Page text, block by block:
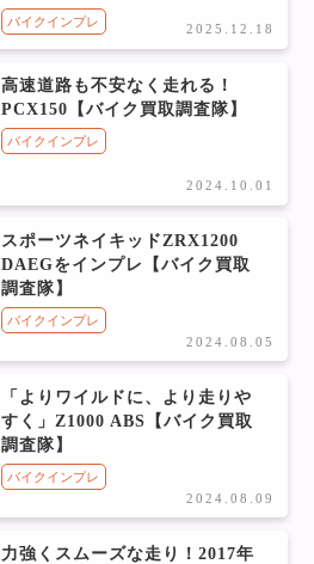
バイクインプレ
2025.12.18
高速道路も不安なく走れる！
PCX150【バイク買取調査隊】
バイクインプレ
2024.10.01
スポーツネイキッドZRX1200
DAEGをインプレ【バイク買取
調査隊】
バイクインプレ
2024.08.05
「よりワイルドに、より走りや
すく」Z1000 ABS【バイク買取
調査隊】
バイクインプレ
2024.08.09
力強くスムーズな走り！2017年